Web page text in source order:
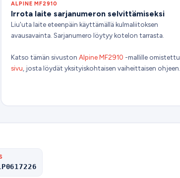
ALPINE MF2910
Irrota laite sarjanumeron selvittämiseksi
Liu'uta laite eteenpäin käyttämällä kulmaliitoksen
avausavainta. Sarjanumero löytyy kotelon tarrasta.
Katso tämän sivustonAlpine MF2910 -mallille omistettu
sivu , josta löydät yksityiskohtaisen vaiheittaisen ohjeen.